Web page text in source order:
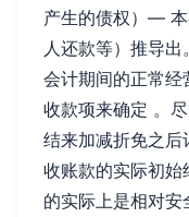
产生的债权）—
人还款等）推导
会计期间的正常
收款项来确定 。
结来加减折免之
收账款的实际初
的实际上是相对